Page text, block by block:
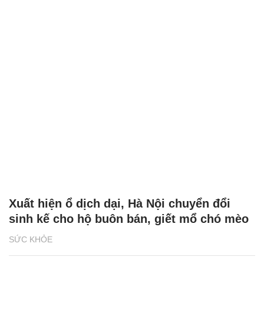
SỨC KHỎE
Xuất hiện ổ dịch dại, Hà Nội chuyển đổi
sinh kế cho hộ buôn bán, giết mổ chó mèo